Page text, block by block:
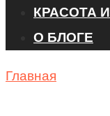
КРАСОТА
О БЛОГЕ
Главная